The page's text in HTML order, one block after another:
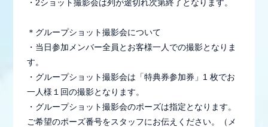
・2ショット撮影会は列が途切れ次第終了となります。
＊グループショット撮影会について
・当日参加メンバー全員とお客様一人での撮影となりま
す。
・グループショット撮影会は「特典券参加券」1 枚でお
一人様１回の撮影となります。
・グループショット撮影会のポーズは指定となります。
ご希望のポーズ番号をスタッフにお伝えください。（メ